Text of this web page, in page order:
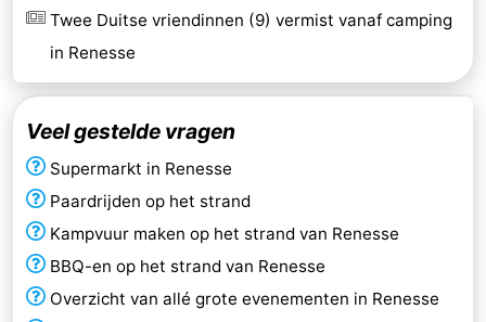
Twee Duitse vriendinnen (9) vermist vanaf camping
in Renesse
Veel gestelde vragen
Supermarkt in Renesse
Paardrijden op het strand
Kampvuur maken op het strand van Renesse
BBQ-en op het strand van Renesse
Overzicht van allé grote evenementen in Renesse